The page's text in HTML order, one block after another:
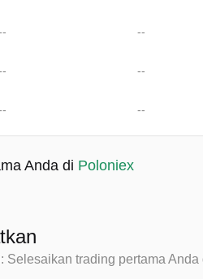
--
--
--
Anda di Poloniex
Selesaikan trading pertama